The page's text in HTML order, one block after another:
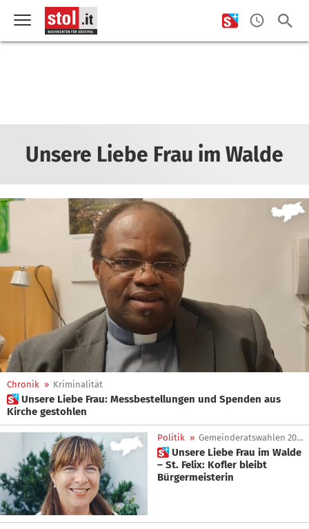
Unsere Liebe Frau im Walde
Chronik » Kriminalität
 Unsere Liebe Frau: Messbestellungen und Spenden aus
Kirche gestohlen
Politik » Gemeinderatswahlen 2025
 Unsere Liebe Frau im Walde
– St. Felix: Kofler bleibt
Bürgermeisterin